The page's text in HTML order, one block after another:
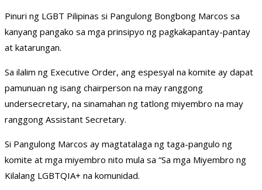
Pinuri ng LGBT Pilipinas si Pangulong Bongbong Marcos sa
kanyang pangako sa mga prinsipyo ng pagkakapantay-pantay
at katarungan.
Sa ilalim ng Executive Order, ang espesyal na komite ay dapat
pamunuan ng isang chairperson na may ranggong
undersecretary, na sinamahan ng tatlong miyembro na may
ranggong Assistant Secretary.
Si Pangulong Marcos ay magtatalaga ng taga-pangulo ng
komite at mga miyembro nito mula sa “Sa mga Miyembro ng
Kilalang LGBTQIA+ na komunidad.